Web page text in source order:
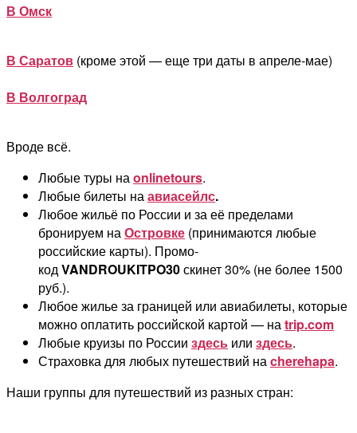
В Омск
В Саратов (кроме этой — еще три даты в апреле-мае)
В Волгоград
Вроде всё.
Любые туры наonlinetours.
Любые билеты наавиасейлс.
Любое жильё по России и за её пределами
бронируем наОстровке (принимаются любые
российские карты). Промо-
кодVANDROUKITPO30скинет 30% (не более 1500
руб.).
Любое жилье за границей или авиабилеты, которые
можно оплатить российской картой — наtrip.com
Любые круизы по России здесь или здесь.
Страховка для любых путешествий наcherehapa.
Наши группы для путешествий из разных стран: